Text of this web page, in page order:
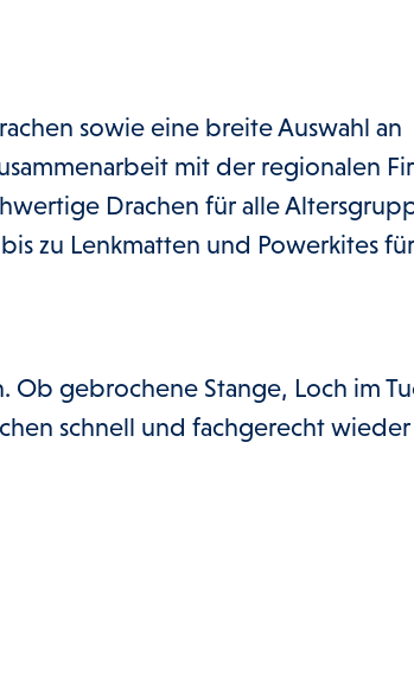
sowie eine breite Auswahl an
mit der regionalen
Drachen für alle
zu Lenkmatten und Powerkites für
gebrochene Stange, Loch im
schnell und fachgerecht wieder